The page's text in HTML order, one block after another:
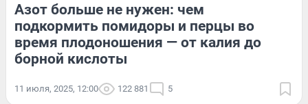
Азот больше не нужен: чем
подкормить помидоры и перцы во
время плодоношения — от калия до
борной кислоты
11 июля, 2025, 12:00 122 881 5